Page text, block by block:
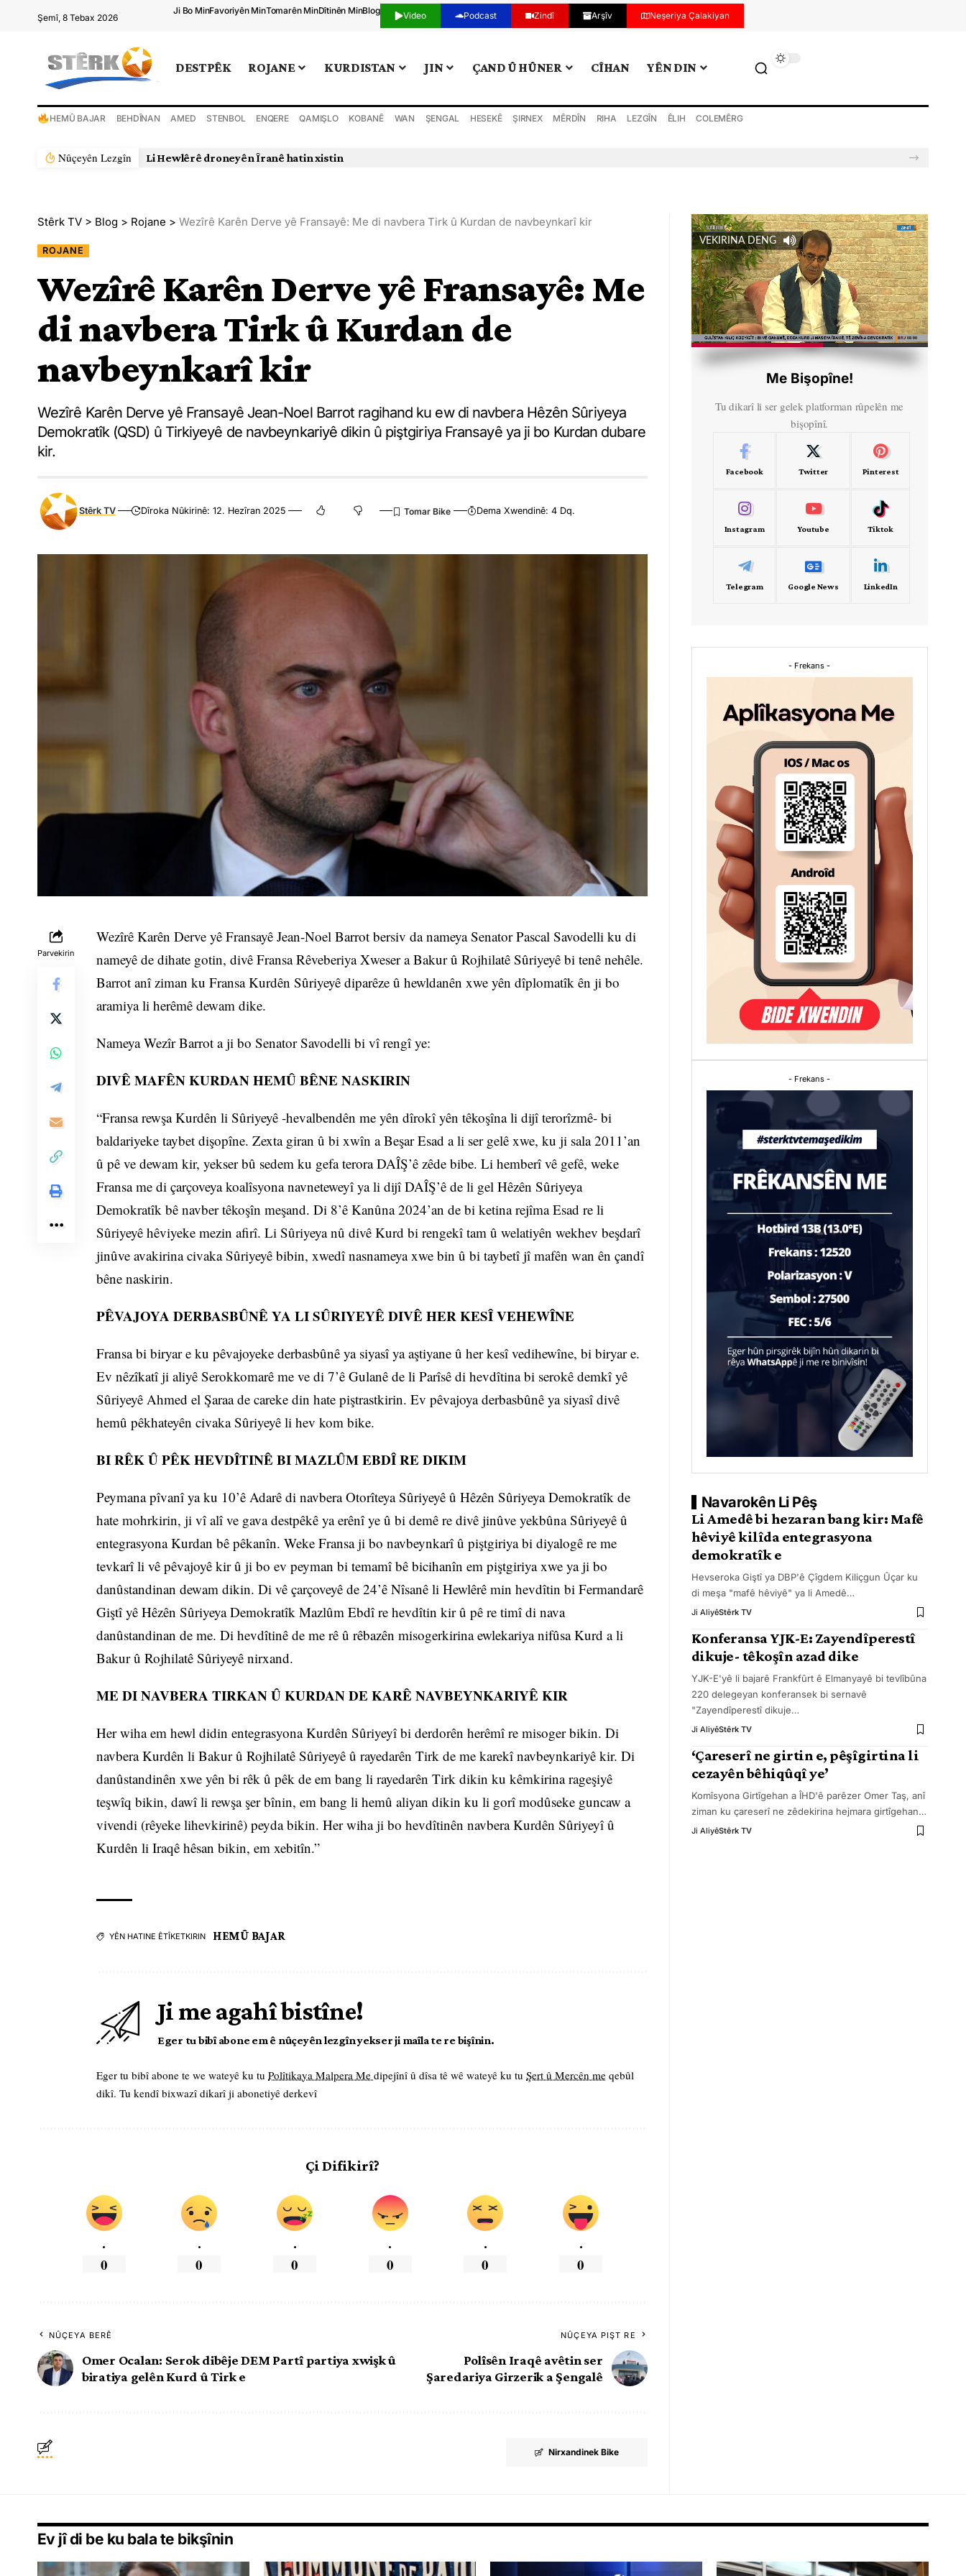
Şemî, 8 Tebax 2026
Ji Bo MinFavoriyên MinTomarên MinDîtinên MinBlog Video Podcast Zindî Arşîv Neşeriya Çalakiyan
DESTPÊK ROJANE KURDISTAN JIN ÇAND Û HÛNER CÎHAN YÊN DIN
HEMÛ BAJAR BEHDÎNAN AMED STENBOL ENQERE QAMIŞLO KOBANÊ WAN ŞENGAL HESEKÊ ŞIRNEX MÊRDÎN RIHA LEZGÎN ÊLIH COLEMÊRG
Nûçeyên Lezgîn Li Hewlêrê droneyên Îranê hatin xistin
Stêrk TV > Blog > Rojane > Wezîrê Karên Derve yê Fransayê: Me di navbera Tirk û Kurdan de navbeynkarî kir
ROJANE
Wezîrê Karên Derve yê Fransayê: Me
di navbera Tirk û Kurdan de
navbeynkarî kir
Wezîrê Karên Derve yê Fransayê Jean-Noel Barrot ragihand ku ew di navbera Hêzên Sûriyeya
Demokratîk (QSD) û Tirkiyeyê de navbeynkariyê dikin û piştgiriya Fransayê ya ji bo Kurdan dubare
kir.
Stêrk TV Dîroka Nûkirinê: 12. Hezîran 2025 Dema Xwendinê: 4 Dq.
Parvekirin
Wezîrê Karên Derve yê Fransayê Jean-Noel Barrot bersiv da nameya Senator Pascal Savodelli ku di
nameyê de dihate gotin, divê Fransa Rêveberiya Xweser a Bakur û Rojhilatê Sûriyeyê bi tenê nehêle.
Barrot anî ziman ku Fransa Kurdên Sûriyeyê diparêze û hewldanên xwe yên dîplomatîk ên ji bo
aramiya li herêmê dewam dike.
Nameya Wezîr Barrot a ji bo Senator Savodelli bi vî rengî ye:
DIVÊ MAFÊN KURDAN HEMÛ BÊNE NASKIRIN
“Fransa rewşa Kurdên li Sûriyeyê -hevalbendên me yên dîrokî yên têkoşîna li dijî terorîzmê- bi
baldariyeke taybet dişopîne. Zexta giran û bi xwîn a Beşar Esad a li ser gelê xwe, ku ji sala 2011’an
û pê ve dewam kir, yekser bû sedem ku gefa terora DAÎŞ’ê zêde bibe. Li hemberî vê gefê, weke
Fransa me di çarçoveya koalîsyona navneteweyî ya li dijî DAÎŞ’ê de li gel Hêzên Sûriyeya
Demokratîk bê navber têkoşîn meşand. Di 8’ê Kanûna 2024’an de bi ketina rejîma Esad re li
Sûriyeyê hêviyeke mezin afirî. Li Sûriyeya nû divê Kurd bi rengekî tam û welatiyên wekhev beşdarî
jinûve avakirina civaka Sûriyeyê bibin, xwedî nasnameya xwe bin û bi taybetî jî mafên wan ên çandî
bêne naskirin.
PÊVAJOYA DERBASBÛNÊ YA LI SÛRIYEYÊ DIVÊ HER KESÎ VEHEWÎNE
Fransa bi biryar e ku pêvajoyeke derbasbûnê ya siyasî ya aştiyane û her kesî vedihewîne, bi biryar e.
Ev nêzîkatî ji aliyê Serokkomarê me ve di 7’ê Gulanê de li Parîsê di hevdîtina bi serokê demkî yê
Sûriyeyê Ahmed el Şaraa de careke din hate piştrastkirin. Ev pêvajoya derbasbûnê ya siyasî divê
hemû pêkhateyên civaka Sûriyeyê li hev kom bike.
BI RÊK Û PÊK HEVDÎTINÊ BI MAZLÛM EBDÎ RE DIKIM
Peymana pîvanî ya ku 10’ê Adarê di navbera Otorîteya Sûriyeyê û Hêzên Sûriyeya Demokratîk de
hate mohrkirin, ji vî alî ve gava destpêkê ya erênî ye û bi demê re divê jinûve yekbûna Sûriyeyê û
entegrasyona Kurdan bê pêkanîn. Weke Fransa ji bo navbeynkarî û piştgiriya bi diyalogê re me
tevkarî li vê pêvajoyê kir û ji bo ev peyman bi temamî bê bicihanîn em piştgiriya xwe ya ji bo
danûstandinan dewam dikin. Di vê çarçoveyê de 24’ê Nîsanê li Hewlêrê min hevdîtin bi Fermandarê
Giştî yê Hêzên Sûriyeya Demokratîk Mazlûm Ebdî re hevdîtin kir û pê re timî di nava
danûstandinan de me. Di hevdîtinê de me rê û rêbazên misogerkirina ewlekariya nifûsa Kurd a li
Bakur û Rojhilatê Sûriyeyê nirxand.
ME DI NAVBERA TIRKAN Û KURDAN DE KARÊ NAVBEYNKARIYÊ KIR
Her wiha em hewl didin entegrasyona Kurdên Sûriyeyî bi derdorên herêmî re misoger bikin. Di
navbera Kurdên li Bakur û Rojhilatê Sûriyeyê û rayedarên Tirk de me karekî navbeynkariyê kir. Di
danûstandinên xwe yên bi rêk û pêk de em bang li rayedarên Tirk dikin ku kêmkirina rageşiyê
teşwîq bikin, dawî li rewşa şer bînin, em bang li hemû aliyan dikin ku li gorî modûseke guncaw a
vivendi (rêyeke lihevkirinê) peyda bikin. Her wiha ji bo hevdîtinên navbera Kurdên Sûriyeyî û
Kurdên li Iraqê hêsan bikin, em xebitîn.”
YÊN HATINE ÊTÎKETKIRIN HEMÛ BAJAR
Ji me agahî bistîne!
Eger tu bibî abone em ê nûçeyên lezgîn yekser ji maîla te re bişînin.
Eger tu bibî abone te we wateyê ku tu Polîtikaya Malpera Me dipejînî û dîsa tê wê wateyê ku tu Şert û Mercên me qebûl
dikî. Tu kendî bixwazî dikarî ji abonetiyê derkevî
Çi Difikirî?
.
0
.
0
.
0
.
0
.
0
.
0
NÛÇEYA BERÊ
Omer Ocalan: Serok dibêje DEM Partî partiya xwişk û
biratiya gelên Kurd û Tirk e
NÛÇEYA PIŞT RE
Polîsên Iraqê avêtin ser
Şaredariya Girzerik a Şengalê
Nirxandinek Bike
VEKIRINA DENG
Me Bişopîne!
Tu dikarî li ser gelek platforman rûpelên me
bişopînî.
Facebook Twitter Pinterest
Instagram Youtube Tiktok
Telegram Google News LinkedIn
- Frekans -
- Frekans -
Navarokên Li Pêş
Li Amedê bi hezaran bang kir: Mafê
hêviyê kilîda entegrasyona
demokratîk e
Hevseroka Giştî ya DBP'ê Çîgdem Kiliçgun Ûçar ku
di meşa "mafê hêviyê" ya li Amedê…
Ji AliyêStêrk TV
Konferansa YJK-E: Zayendîperestî
dikuje- têkoşîn azad dike
YJK-E'yê li bajarê Frankfûrt ê Elmanyayê bi tevlîbûna
220 delegeyan konferansek bi sernavê
"Zayendîperestî dikuje…
Ji AliyêStêrk TV
‘Çareserî ne girtin e, pêşîgirtina li
cezayên bêhiqûqî ye’
Komîsyona Girtîgehan a ÎHD'ê parêzer Omer Taş, anî
ziman ku çareserî ne zêdekirina hejmara girtîgehan…
Ji AliyêStêrk TV
Ev jî di be ku bala te bikşînin